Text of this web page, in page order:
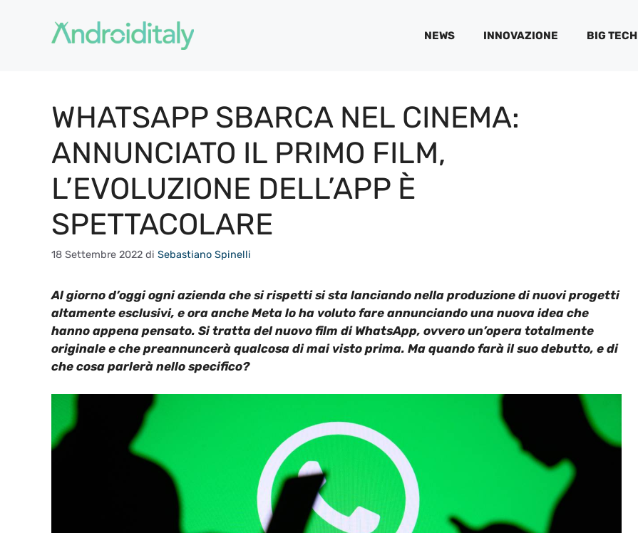
contenuto
NEWS INNOVAZIONE BIG TECH
WHATSAPP SBARCA NEL CINEMA:
ANNUNCIATO IL PRIMO FILM,
L’EVOLUZIONE DELL’APP È
SPETTACOLARE
18 Settembre 2022 di Sebastiano Spinelli
Al giorno d’oggiogniazienda che si rispettisi sta lanciando nella produzione di nuovi progetti
altamente esclusivi, e ora anche Meta lo ha voluto fare annunciando una nuova idea che
hanno appena pensato. Si tratta del nuovo film di WhatsApp, ovvero un’opera totalmente
originale e che preannuncerà qualcosa di mai visto prima. Ma quando farà il suo debutto, e di
che cosa parlerà nello specifico?